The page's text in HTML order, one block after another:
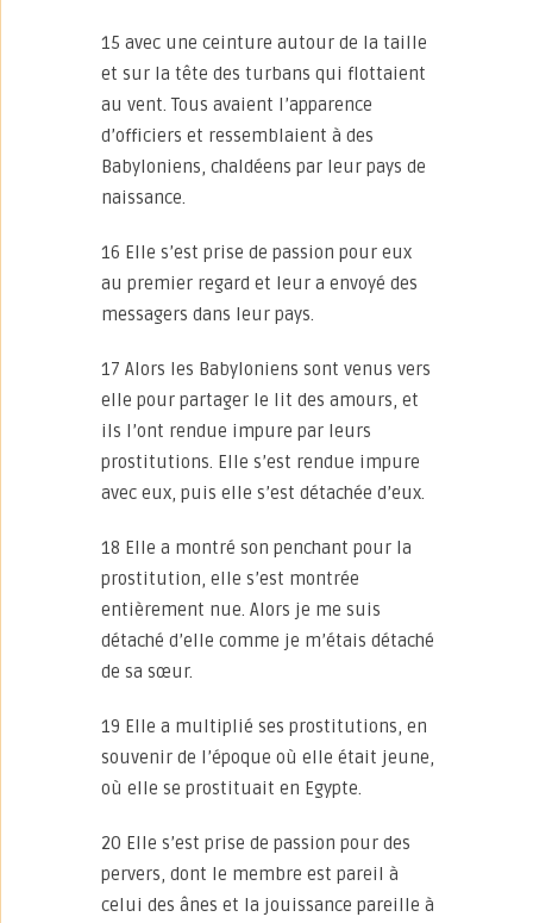
15 avec une ceinture autour de la taille
et sur la tête des turbans qui flottaient
au vent. Tous avaient l’apparence
d’officiers et ressemblaient à des
Babyloniens, chaldéens par leur pays de
naissance.
16 Elle s’est prise de passion pour eux
au premier regard et leur a envoyé des
messagers dans leur pays.
17 Alors les Babyloniens sont venus vers
elle pour partager le lit des amours, et
ils l’ont rendue impure par leurs
prostitutions. Elle s’est rendue impure
avec eux, puis elle s’est détachée d’eux.
18 Elle a montré son penchant pour la
prostitution, elle s’est montrée
entièrement nue. Alors je me suis
détaché d’elle comme je m’étais détaché
de sa sœur.
19 Elle a multiplié ses prostitutions, en
souvenir de l’époque où elle était jeune,
où elle se prostituait en Egypte.
20 Elle s’est prise de passion pour des
pervers, dont le membre est pareil à
celui des ânes et la jouissance pareille à